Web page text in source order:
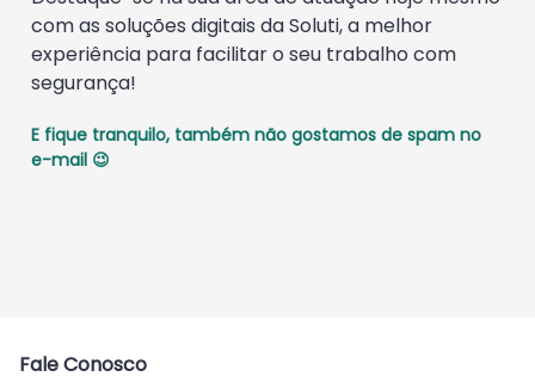
com as soluções digitais da Soluti, a melhor
experiência para facilitar o seu trabalho com
segurança!
E fique tranquilo, também não gostamos de spam no
e-mail 😉
Fale Conosco